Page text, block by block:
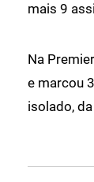
mais 9
Na
e marcou
isolado,